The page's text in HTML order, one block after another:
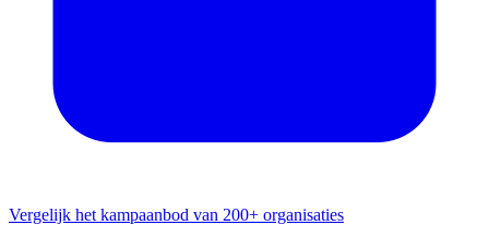
Vergelijk het kampaanbod van 200+ organisaties